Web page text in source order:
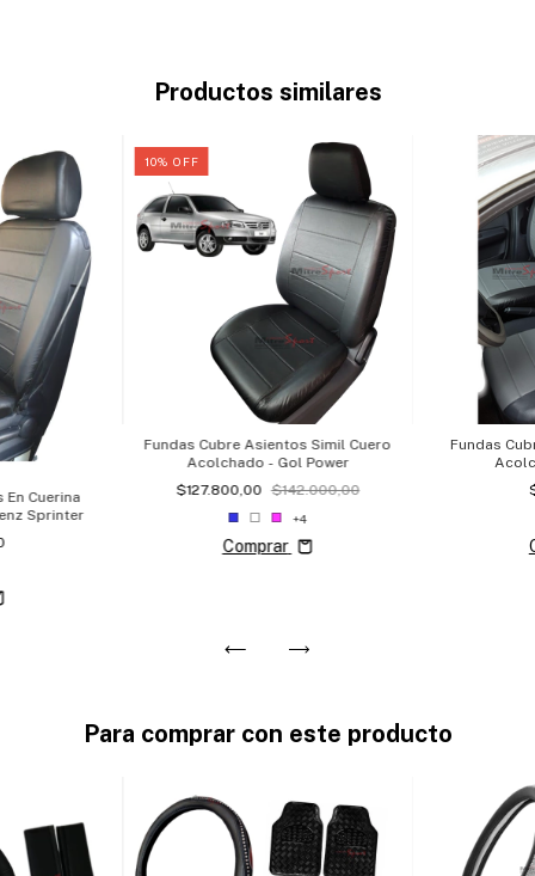
Productos similares
Cuerina
Sprinter
10% OFF
Fundas Cubre Asientos Simil Cuero
Acolchado - Gol Power
$127.800,00 $142.000,00
+4
Comprar
Fundas
Para comprar con este producto